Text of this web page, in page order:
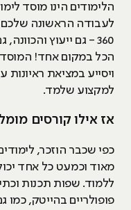
לעבודה הראשונה שלכם
360 - גם ייעוץ
הכל במקום אחד!
ויסייע במציאת
למקצוע שלמד.
אז אילו קורסים
כפי שכבר הוזכר,
מאוד וכמעט כל אחד
ללמוד. שפות תכנות